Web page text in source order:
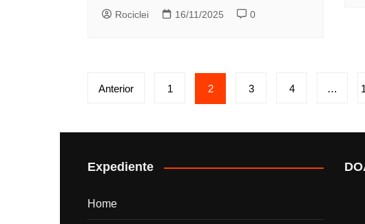
Rociclei 16/11/2025 0
Paginação
posts
Anterior 1 2 3 4 …
Expediente
Home